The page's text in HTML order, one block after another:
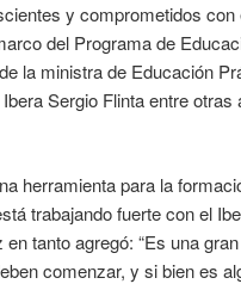
y comprometidos con
del Programa de
la ministra de Educación
Sergio Flinta entre otras
herramienta para la
trabajando fuerte con el
tanto agregó: “Es una
comenzar, y si bien es